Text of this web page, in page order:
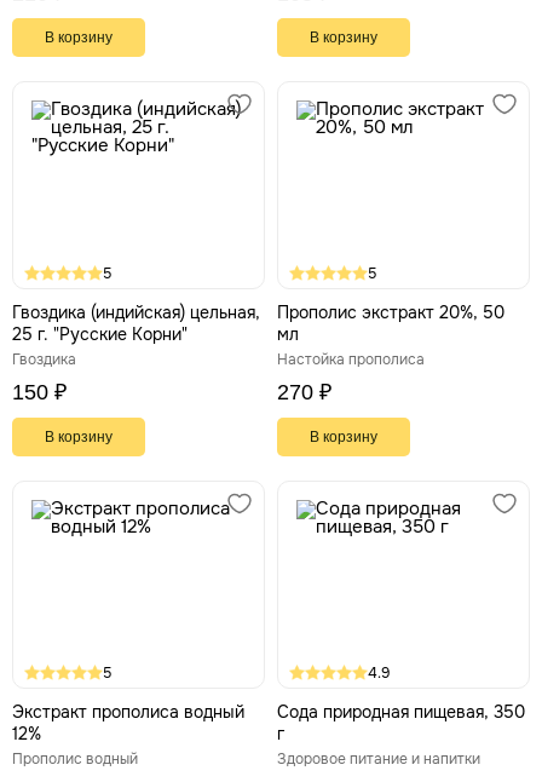
В корзину В корзину
5
Гвоздика (индийская) цельная,
25 г. "Русские Корни"
Гвоздика
150 ₽
В корзину
5
Прополис экстракт 20%, 50
мл
Настойка прополиса
270 ₽
В корзину
5
Экстракт прополиса водный
12%
Прополис водный
4.9
Сода природная пищевая, 350
г
Здоровое питание и напитки